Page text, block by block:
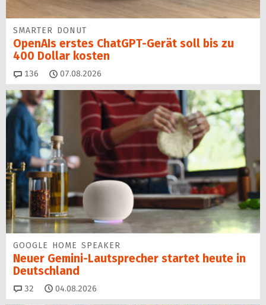
SMARTER DONUT
OpenAIs erstes ChatGPT-Gerät soll bis zu
400 Dollar kosten
136 Kommentare
07.08.2026
GOOGLE HOME SPEAKER
Neuer Gemini-Laut­spre­cher startet heu­te in
Deutschland
32 Kommentare
04.08.2026